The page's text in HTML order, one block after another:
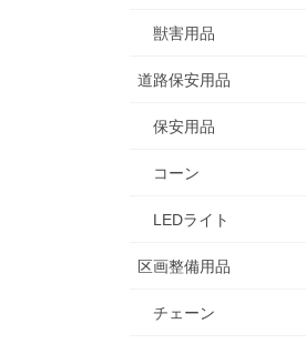
獣害用品
道路保安用品
保安用品
コーン
LEDライト
区画整備用品
チェーン